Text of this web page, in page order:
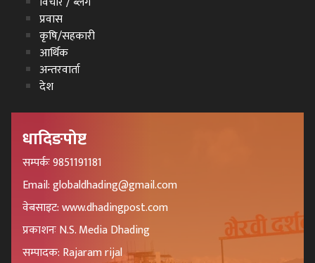
प्रवास
कृषि/सहकारी
आर्थिक
अन्तरवार्ता
देश
धादिङपोष्ट
सम्पर्कः 9851191181
Email: globaldhading@gmail.com
वेबसाइट: www.dhadingpost.com
प्रकाशनः N.S. Media Dhading
सम्पादक: Rajaram rijal